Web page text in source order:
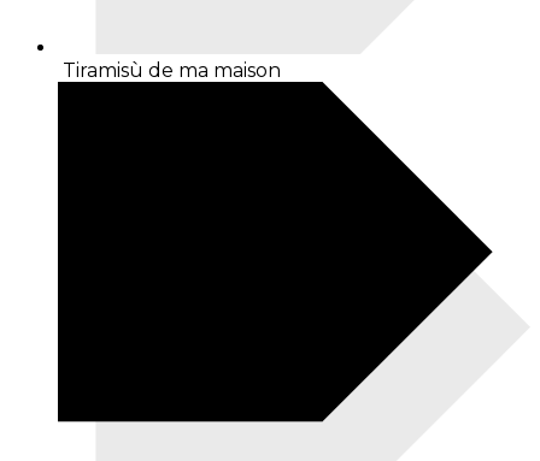
Tiramisù de ma maison